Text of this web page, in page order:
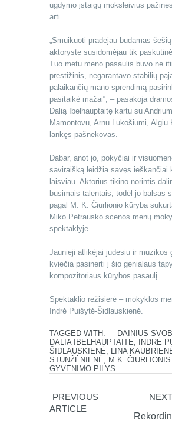
ugdymo įstaigų moksleivius
arti.
„Smuikuoti pradėjau būdamas
aktoryste susidomėjau tik
Tuo metu meno pasaulis buvo ne
prestižinis, negarantavo stabilių
palaikančių mano sprendimą
pasitaikė mažai“, – pasakoja
Dalią Ibelhauptaitę kartu su
Mamontovu, Arnu Lukošiumi, Algiu
lankęs pašnekovas.
Dabar, anot jo, pokyčiai ir
saviraišką leidžia savęs ieškančiai
laisviau. Aktorius tikino norintis
būsimais talentais, todėl jo balsas
pagal M. K. Čiurlionio kūrybą
Miko Petrausko scenos menų
spektaklyje.
Jaunieji atlikėjai judesiu ir muzikos
kviečia pasinerti į šio genialaus
kompozitoriaus kūrybos pasaulį.
Spektaklio režisierė – mokyklos
Indrė Puišytė-Šidlauskienė.
TAGGED WITH: DAINIUS
DALIA IBELHAUPTAITĖ,
INDRĖ
ŠIDLAUSKIENĖ, LINA
STUNŽĖNIENĖ, M.K. ČIURLIONIS.
GYVENIMO PILYS
PREVIOUS
ARTICLE